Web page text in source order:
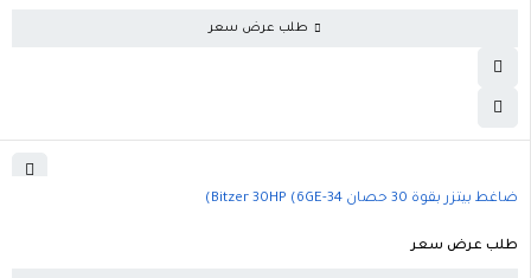
طلب عرض سعر
ضاغط بيتزر بقوة 30 حصان Bitzer 30HP (6GE-34)
طلب عرض سعر